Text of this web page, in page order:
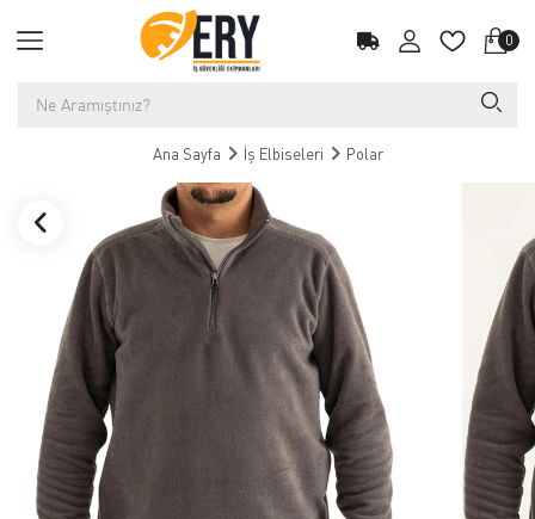
0
Ana Sayfa İş Elbiseleri Polar